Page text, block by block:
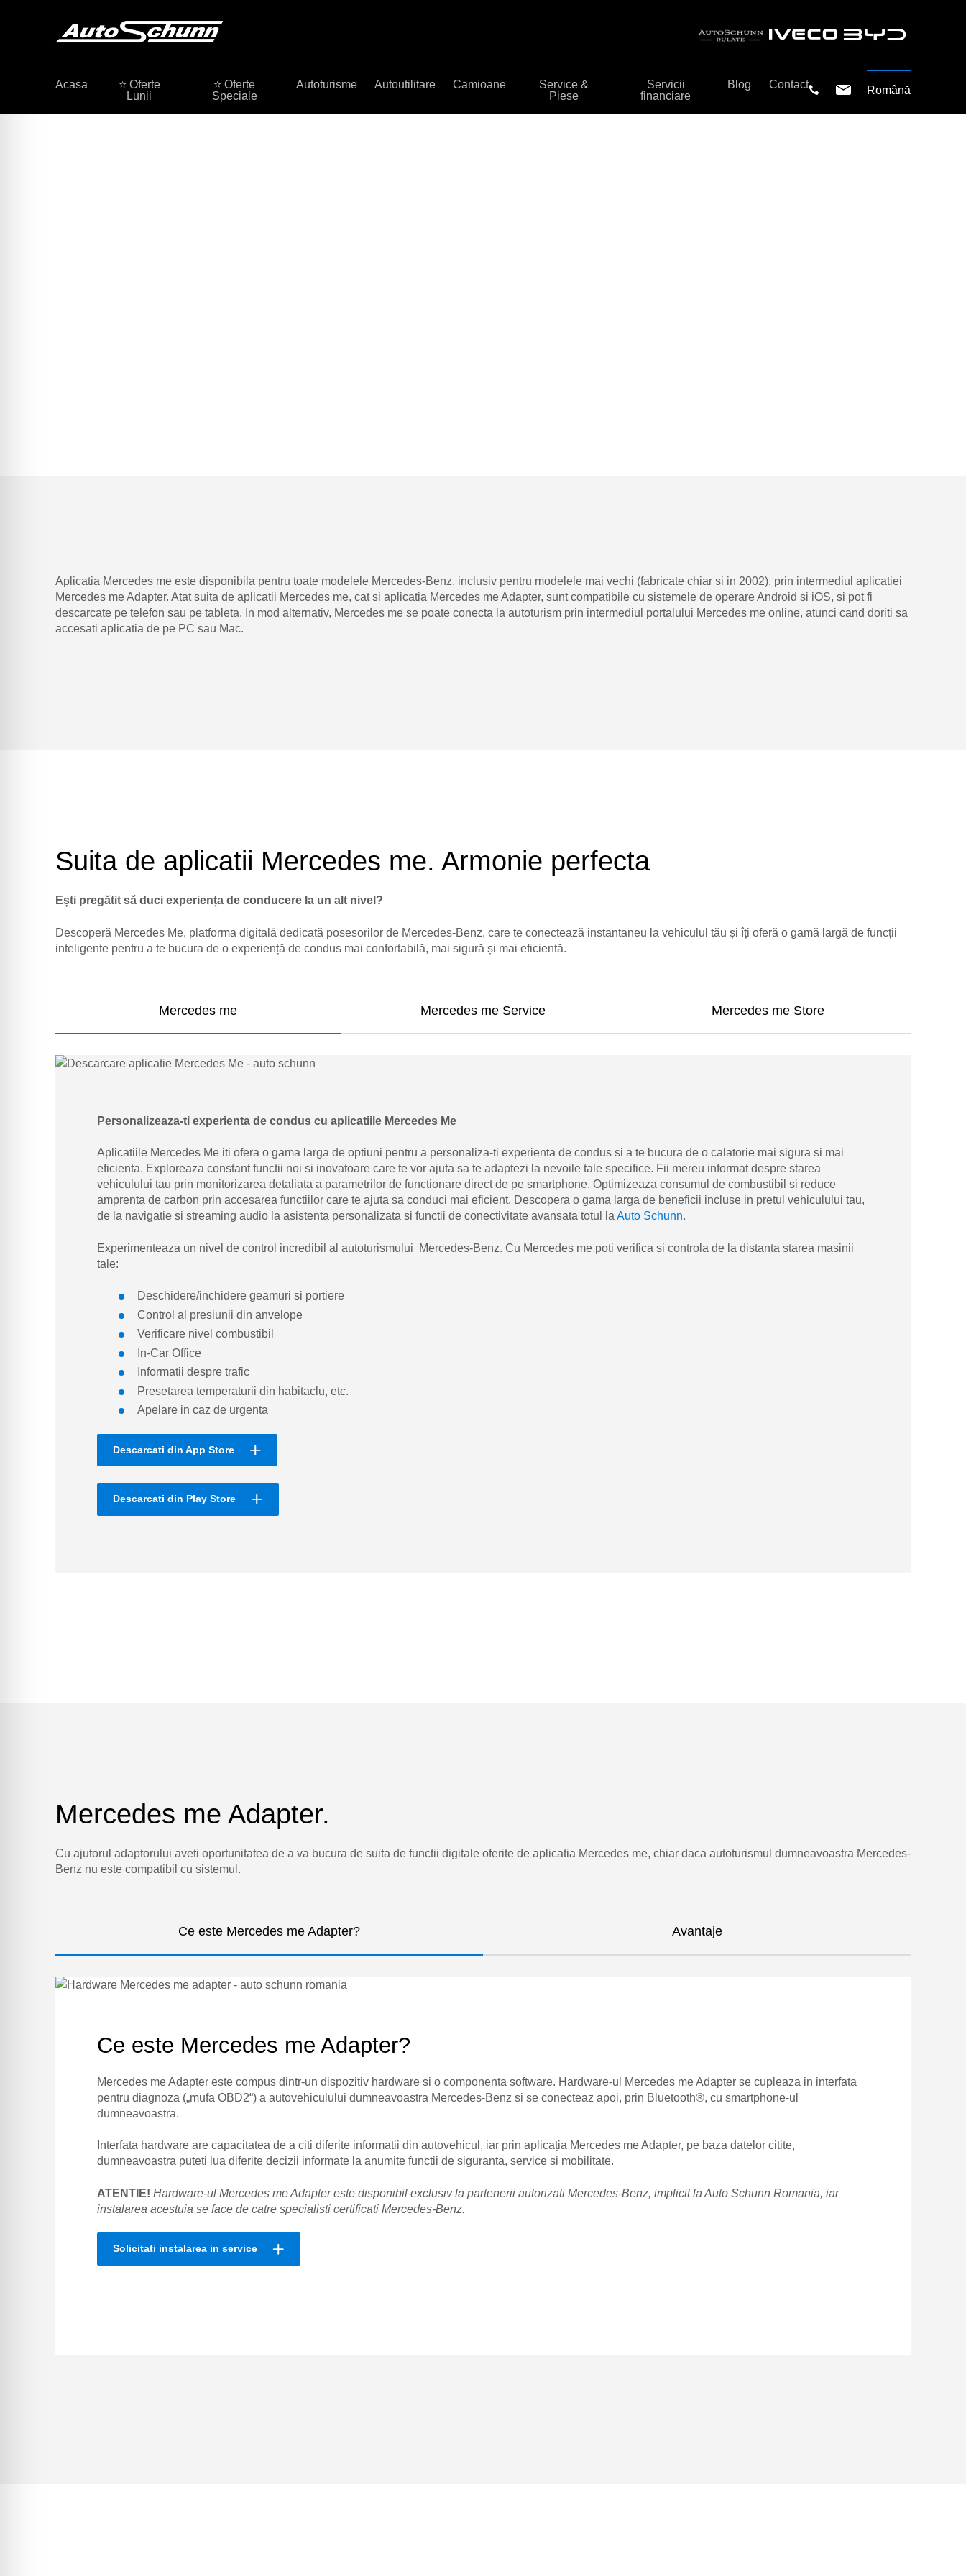
Aplicatia Mercedes me este disponibila pentru toate modelele Mercedes-Benz, inclusiv pentru modelele mai vechi (fabricate chiar si in 2002), prin intermediul aplicatiei
Mercedes me Adapter. Atat suita de aplicatii Mercedes me, cat si aplicatia Mercedes me Adapter, sunt compatibile cu sistemele de operare Android si iOS, si pot fi
descarcate pe telefon sau pe tableta. In mod alternativ, Mercedes me se poate conecta la autoturism prin intermediul portalului Mercedes me online, atunci cand doriti sa
accesati aplicatia de pe PC sau Mac.
Suita de aplicatii Mercedes me. Armonie perfecta
Ești pregătit să duci experiența de conducere la un alt nivel?
Descoperă Mercedes Me, platforma digitală dedicată posesorilor de Mercedes-Benz, care te conectează instantaneu la vehiculul tău și îți oferă o gamă largă de funcții
inteligente pentru a te bucura de o experiență de condus mai confortabilă, mai sigură și mai eficientă.
Mercedes me Mercedes me Service Mercedes me Store
Personalizeaza-ti experienta de condus cu aplicatiile Mercedes Me
Aplicatiile Mercedes Me iti ofera o gama larga de optiuni pentru a personaliza-ti experienta de condus si a te bucura de o calatorie mai sigura si mai
eficienta. Exploreaza constant functii noi si inovatoare care te vor ajuta sa te adaptezi la nevoile tale specifice. Fii mereu informat despre starea
vehiculului tau prin monitorizarea detaliata a parametrilor de functionare direct de pe smartphone. Optimizeaza consumul de combustibil si reduce
amprenta de carbon prin accesarea functiilor care te ajuta sa conduci mai eficient. Descopera o gama larga de beneficii incluse in pretul vehiculului tau,
de la navigatie si streaming audio la asistenta personalizata si functii de conectivitate avansata totul la Auto Schunn.
Experimenteaza un nivel de control incredibil al autoturismului Mercedes-Benz. Cu Mercedes me poti verifica si controla de la distanta starea masinii
tale:
Deschidere/inchidere geamuri si portiere
Control al presiunii din anvelope
Verificare nivel combustibil
In-Car Office
Informatii despre trafic
Presetarea temperaturii din habitaclu, etc.
Apelare in caz de urgenta
Descarcati din App Store
Descarcati din Play Store
Mercedes me Adapter.
Cu ajutorul adaptorului aveti oportunitatea de a va bucura de suita de functii digitale oferite de aplicatia Mercedes me, chiar daca autoturismul dumneavoastra Mercedes-
Benz nu este compatibil cu sistemul.
Ce este Mercedes me Adapter? Avantaje
Ce este Mercedes me Adapter?
Mercedes me Adapter este compus dintr-un dispozitiv hardware si o componenta software. Hardware-ul Mercedes me Adapter se cupleaza in interfata
pentru diagnoza („mufa OBD2“) a autovehiculului dumneavoastra Mercedes-Benz si se conecteaz apoi, prin Bluetooth®, cu smartphone-ul
dumneavoastra.
Interfata hardware are capacitatea de a citi diferite informatii din autovehicul, iar prin aplicația Mercedes me Adapter, pe baza datelor citite,
dumneavoastra puteti lua diferite decizii informate la anumite functii de siguranta, service si mobilitate.
ATENTIE! Hardware-ul Mercedes me Adapter este disponibil exclusiv la partenerii autorizati Mercedes-Benz, implicit la Auto Schunn Romania, iar
instalarea acestuia se face de catre specialisti certificati Mercedes-Benz.
Solicitati instalarea in service
Acasa
⭐ Oferte
Lunii
⭐ Oferte
Speciale
Autoturisme Autoutilitare Camioane
Service &
Piese
Servicii
financiare
Blog Contact Română